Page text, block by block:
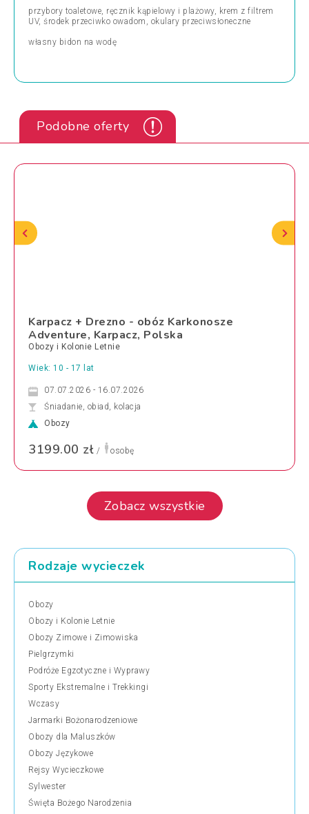
przybory toaletowe, ręcznik kąpielowy i plażowy, krem z filtrem
UV, środek przeciwko owadom, okulary przeciwsłoneczne
własny bidon na wodę
Podobne oferty
Karpacz + Drezno - obóz Karkonosze
Adventure, Karpacz, Polska
Obozy i Kolonie Letnie
Wiek: 10 - 17 lat
07.07.2026 - 16.07.2026
Śniadanie, obiad, kolacja
Obozy
3199.00 zł / osobę
Zobacz wszystkie
Rodzaje wycieczek
Obozy
Obozy i Kolonie Letnie
Obozy Zimowe i Zimowiska
Pielgrzymki
Podróże Egzotyczne i Wyprawy
Sporty Ekstremalne i Trekkingi
Wczasy
Jarmarki Bożonarodzeniowe
Obozy dla Maluszków
Obozy Językowe
Rejsy Wycieczkowe
Sylwester
Święta Bożego Narodzenia